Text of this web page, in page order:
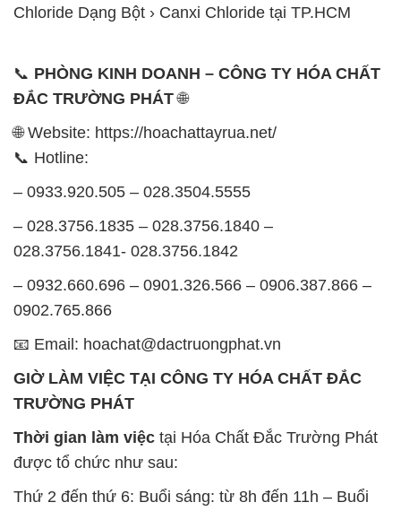
Chloride Dạng Bột › Canxi Chloride tại TP.HCM
📞 PHÒNG KINH DOANH – CÔNG TY HÓA CHẤT
ĐẮC TRƯỜNG PHÁT🌐
🌐 Website: https://hoachattayrua.net/
📞 Hotline:
– 0933.920.505 – 028.3504.5555
– 028.3756.1835 – 028.3756.1840 –
028.3756.1841- 028.3756.1842
– 0932.660.696 – 0901.326.566 – 0906.387.866 –
0902.765.866
📧 Email: hoachat@dactruongphat.vn
GIỜ LÀM VIỆC TẠI CÔNG TY HÓA CHẤT ĐẮC
TRƯỜNG PHÁT
Thời gian làm việc tại Hóa Chất Đắc Trường Phát
được tổ chức như sau:
Thứ 2 đến thứ 6: Buổi sáng: từ 8h đến 11h – Buổi